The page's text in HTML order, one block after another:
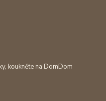
koukněte na DomDom